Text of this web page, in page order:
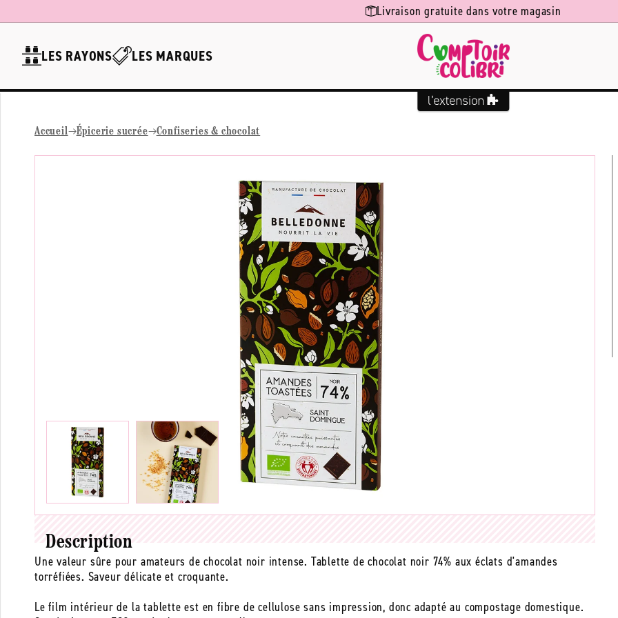
Livraison gratuite dans votre magasin
LES RAYONS LES MARQUES
Accueil Épicerie sucrée Confiseries & chocolat
Passer aux
Description
Une valeur sûre pour amateurs de chocolat noir intense. Tablette de chocolat noir 74% aux éclats d'amandes
torréfiées. Saveur délicate et croquante.
Le film intérieur de la tablette est en fibre de cellulose sans impression, donc adapté au compostage domestique.